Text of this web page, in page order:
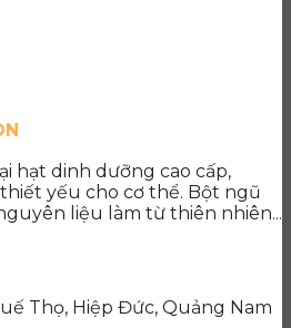
hạt dinh dưỡng cao cấp,
yếu cho cơ thể. Bột ngũ
liệu làm từ thiên nhiên...
Thọ, Hiệp Đức, Quảng Nam